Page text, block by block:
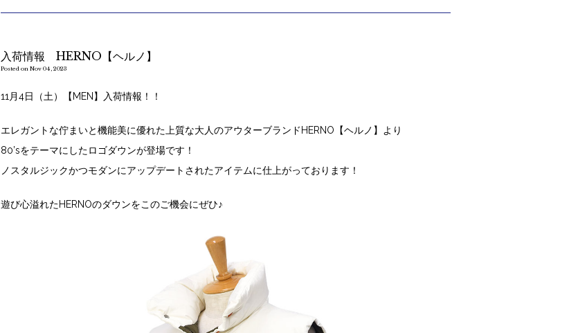
入荷情報 HERNO【ヘルノ】
Posted on Nov 04, 2023
11月4日（土）【MEN】入荷情報！！
エレガントな佇まいと機能美に優れた上質な大人のアウターブランドHERNO【ヘルノ】より
80’sをテーマにしたロゴダウンが登場です！
ノスタルジックかつモダンにアップデートされたアイテムに仕上がっております！
遊び心溢れたHERNOのダウンをこのご機会にぜひ♪